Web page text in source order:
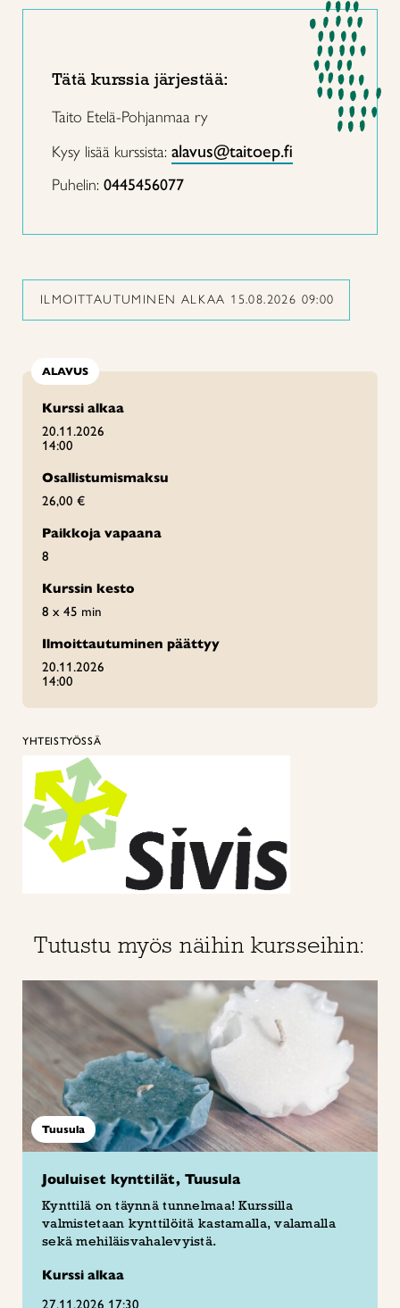
Tätä kurssia järjestää:
Taito Etelä-Pohjanmaa ry
Kysy lisää kurssista: alavus@taitoep.fi
Puhelin: 0445456077
ILMOITTAUTUMINEN ALKAA 15.08.2026 09:00
ALAVUS
Kurssi alkaa
20.11.2026
14:00
Osallistumismaksu
26,00 €
Paikkoja vapaana
8
Kurssin kesto
8 x 45 min
Ilmoittautuminen päättyy
20.11.2026
14:00
YHTEISTYÖSSÄ
Tutustu myös näihin kursseihin:
Tuusula
Jouluiset kynttilät, Tuusula
Kynttilä on täynnä tunnelmaa! Kurssilla
valmistetaan kynttilöitä kastamalla, valamalla
sekä mehiläisvahalevyistä.
Kurssi alkaa
27.11.2026 17:30